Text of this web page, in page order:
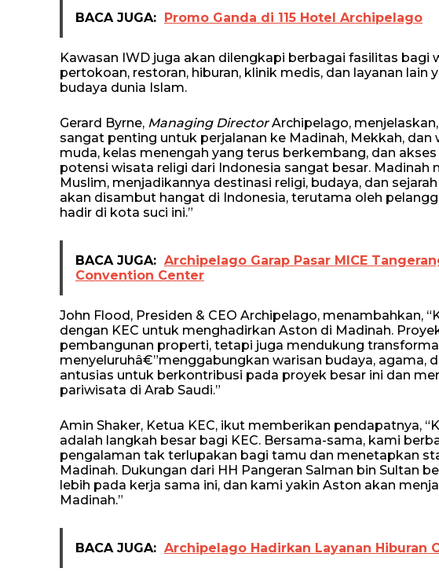
BACA JUGA: Promo Ganda di 115 Hotel Archipelago
Kawasan IWD juga akan dilengkapi berbagai fasilitas bagi
pertokoan, restoran, hiburan, klinik medis, dan layanan
budaya dunia Islam.
Gerard Byrne, Managing DirectorArchipelago,
sangat penting untuk perjalanan ke Madinah, Mekkah, dan
muda, kelas menengah yang terus berkembang, dan
potensi wisata religi dari Indonesia sangat besar.
Muslim, menjadikannya destinasi religi, budaya, dan
akan disambut hangat di Indonesia, terutama oleh
hadir di kota suci ini.”
BACA JUGA: Archipelago Garap Pasar MICE
Convention Center
John Flood, Presiden & CEO Archipelago, menambahkan,
dengan KEC untuk menghadirkan Aston di Madinah.
pembangunan properti, tetapi juga mendukung
menyeluruhâ€”menggabungkan warisan budaya, agama,
antusias untuk berkontribusi pada proyek besar ini dan
pariwisata di Arab Saudi.”
Amin Shaker, Ketua KEC, ikut memberikan pendapatnya,
adalah langkah besar bagi KEC. Bersama-sama, kami
pengalaman tak terlupakan bagi tamu dan menetapkan
Madinah. Dukungan dari HH Pangeran Salman bin Sultan
lebih pada kerja sama ini, dan kami yakin Aston akan
Madinah.”
BACA JUGA: Archipelago Hadirkan Layanan Hiburan